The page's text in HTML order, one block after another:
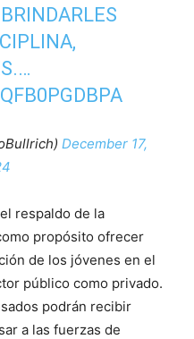
December 17,
respaldo de la
propósito ofrecer
de los jóvenes en el
público como privado.
podrán recibir
a las fuerzas de